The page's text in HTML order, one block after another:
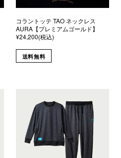
コラントッテ TAO ネックレス
AURA【プレミアムゴールド】
¥24,200(税込)
送料無料